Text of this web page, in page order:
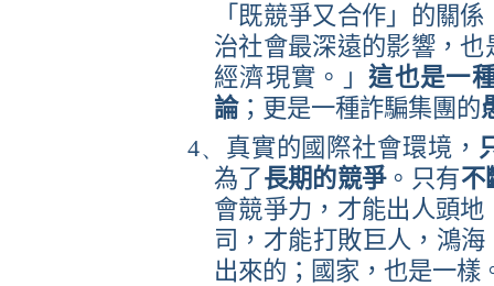
「既競爭又合作」的關
治社會最深遠的影響，
經濟現實。」這也是一
論；更是一種詐騙集團的
4、 真實的國際社會環境，
為了長期的競爭。只有不
會競爭力，才能出人頭地
司，才能打敗巨人，鴻海
出來的；國家，也是一樣